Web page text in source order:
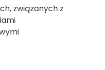
o dostępności
związanych z